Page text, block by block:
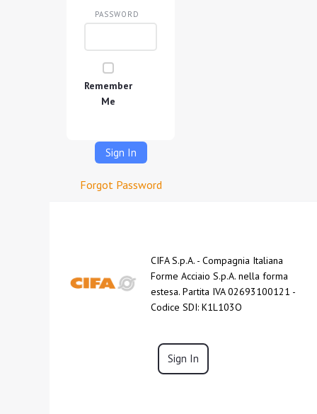
PASSWORD
Remember
Me
Sign In
Forgot Password
CIFA S.p.A. - Compagnia Italiana
Forme Acciaio S.p.A. nella forma
estesa. Partita IVA 02693100121 -
Codice SDI: K1L103O
Sign In